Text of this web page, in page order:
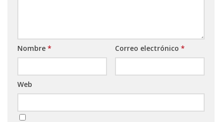
Nombre * Correo electrónico *
Web